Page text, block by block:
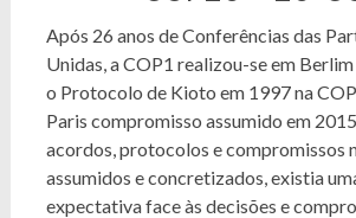
Após 26 anos de Conferências das
Unidas, a COP1 realizou-se em
o Protocolo de Kioto em 1997 na
Paris compromisso assumido em
acordos, protocolos e compromissos
assumidos e concretizados, existia
expectativa face às decisões e